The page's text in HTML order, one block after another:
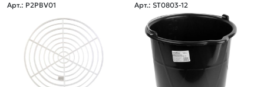
Арт.: P2PBV01 Арт.: ST0803-12